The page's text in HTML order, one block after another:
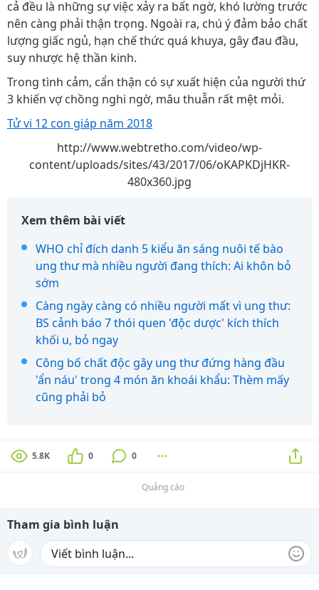
cả đều là những sự việc xảy ra bất ngờ, khó lường trước
nên càng phải thận trọng. Ngoài ra, chú ý đảm bảo chất
lượng giấc ngủ, hạn chế thức quá khuya, gây đau đầu,
suy nhược hệ thần kinh.
Trong tình cảm, cẩn thận có sự xuất hiện của người thứ
3 khiến vợ chồng nghi ngờ, mâu thuẫn rất mệt mỏi.
Tử vi 12 con giáp năm 2018
http://www.webtretho.com/video/wp-
content/uploads/sites/43/2017/06/oKAPKDjHKR-
480x360.jpg
Xem thêm bài viết
WHO chỉ đích danh 5 kiểu ăn sáng nuôi tế bào
ung thư mà nhiều người đang thích: Ai khôn bỏ
sớm
Càng ngày càng có nhiều người mất vì ung thư:
BS cảnh báo 7 thói quen 'độc dược' kích thích
khối u, bỏ ngay
Công bố chất độc gây ung thư đứng hàng đầu
'ẩn náu' trong 4 món ăn khoái khẩu: Thèm mấy
cũng phải bỏ
5.8K 0 0
Quảng cáo
Tham gia bình luận